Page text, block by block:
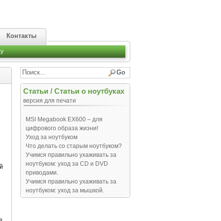
Контакты
Статьи/ Статьи о ноутбуках
версия для печати
MSI Megabook EX600 – для
цифрового образа жизни!
Уход за ноутбуком
Что делать со старым ноутбуком?
Учимся правильно ухаживать за
ноутбуком: уход за СD и DVD
приводами.
Учимся правильно ухаживать за
ноутбуком: уход за мышкой.